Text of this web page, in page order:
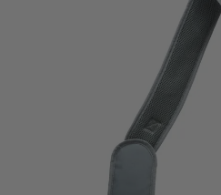
Uw
Vul hem met